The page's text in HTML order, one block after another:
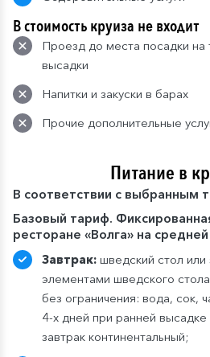
В стоимость круиза не входит
Проезд до места посадки на
высадки
Напитки и закуски в барах
Прочие дополнительные
Питание в
В соответствии с выбранным
Базовый тариф.
ресторане «Волга» на
Завтрак: шведский стол или
элементами шведского
без ограничения: вода, сок,
4-х дней при ранней
завтрак континентальный;